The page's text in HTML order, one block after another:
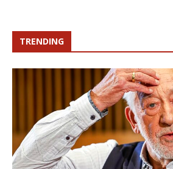
TRENDING